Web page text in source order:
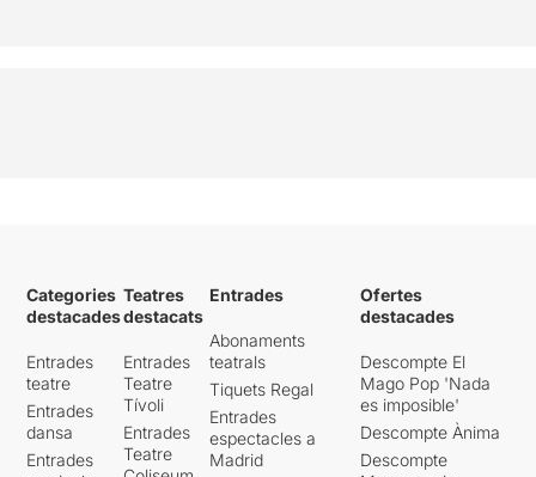
Categories
destacades
Entrades
teatre
Entrades
dansa
Entrades
Teatres
destacats
Entrades
Teatre
Tívoli
Entrades
Teatre
Entrades
Abonaments
teatrals
Tiquets Regal
Entrades
espectacles a
Madrid
Ofertes
destacades
Descompte El
Mago Pop 'Nada
es imposible'
Descompte Ànima
Descompte